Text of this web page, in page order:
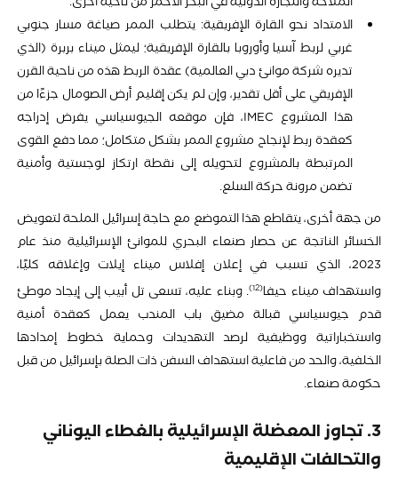
الامتداد نحو القارة الإفريقية: يتطلب الممر صياغة مسار جنوبي
غربي لربط آسيا وأوروبا بالقارة الإفريقية؛ ليمثل ميناء بربرة (الذي
تديره شركة موانئ دبي العالمية) عقدة الربط هذه من ناحية القرن
الإفريقي على أقل تقدير، وإن لم يكن إقليم أرض الصومال جزءًا من
هذا المشروع IMEC، فإن موقعه الجيوسياسي يفرض إدراجه
كعقدة ربط لإنجاح مشروع الممر بشكل متكامل؛ مما دفع القوى
المرتبطة بالمشروع لتحويله إلى نقطة ارتكاز لوجستية وأمنية
تضمن مرونة حركة السلع.
من جهة أخرى، يتقاطع هذا التموضع مع حاجة إسرائيل الملحة لتعويض
الخسائر الناتجة عن حصار صنعاء البحري للموانئ الإسرائيلية منذ عام
2023، الذي تسبب في إعلان إفلاس ميناء إيلات وإغلاقه كليًا،
واستهداف ميناء حيفا 12 . وبناء عليه، تسعى تل أبيب إلى إيجاد موطئ
قدم جيوسياسي قبالة مضيق باب المندب يعمل كعقدة أمنية
واستخباراتية ووظيفية لرصد التهديدات وحماية خطوط إمدادها
الخلفية، والحد من فاعلية استهداف السفن ذات الصلة بإسرائيل من قبل
حكومة صنعاء.
3. تجاوز المعضلة الإسرائيلية بالغطاء اليوناني
والتحالفات الإقليمية